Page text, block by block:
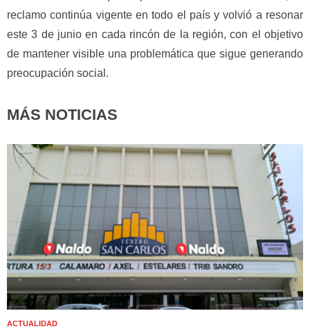
reclamo continúa vigente en todo el país y volvió a resonar
este 3 de junio en cada rincón de la región, con el objetivo
de mantener visible una problemática que sigue generando
preocupación social.
MÁS NOTICIAS
ACTUALIDAD